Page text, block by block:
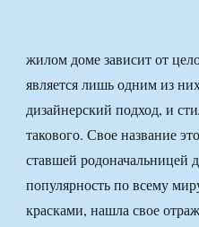
жилом доме зависит от
является лишь одним из
дизайнерский подход, и
такового. Свое название
ставшей родоначальницей
популярность по всему
красками, нашла свое